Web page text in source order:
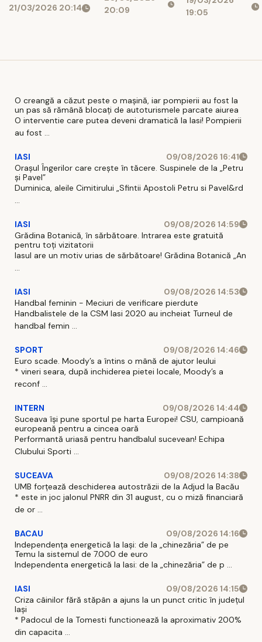
Honorius
21/03/2026 20:14
gol pe
transmis
20:09
intime întinse
pe 7 ore! „E
iubire!”
19:05
O creangă a căzut peste o mașină, iar pompierii au fost la
un pas să rămână blocați de autoturismele parcate aiurea
O interventie care putea deveni dramatică la Iasi! Pompierii
au fost ...
IASI
09/08/2026 16:41
Orașul Îngerilor care crește în tăcere. Suspinele de la „Petru
și Pavel”
Duminica, aleile Cimitirului „Sfintii Apostoli Petru si Pavel&rd
...
IASI
09/08/2026 14:59
Grădina Botanică, în sărbătoare. Intrarea este gratuită
pentru toți vizitatorii
Iasul are un motiv urias de sărbătoare! Grădina Botanică „An
...
IASI
09/08/2026 14:53
Handbal feminin - Meciuri de verificare pierdute
Handbalistele de la CSM Iasi 2020 au incheiat Turneul de
handbal femin ...
SPORT
09/08/2026 14:46
Euro scade. Moody’s a întins o mână de ajutor leului
* vineri seara, după inchiderea pietei locale, Moody’s a
reconf ...
INTERN
09/08/2026 14:44
Suceava își pune sportul pe harta Europei! CSU, campioană
europeană pentru a cincea oară
Performantă uriasă pentru handbalul sucevean! Echipa
Clubului Sporti ...
SUCEAVA
09/08/2026 14:38
UMB forțează deschiderea autostrăzii de la Adjud la Bacău
* este in joc jalonul PNRR din 31 august, cu o miză financiară
de or ...
BACAU
09/08/2026 14:16
Independența energetică la Iași: de la „chinezăria” de pe
Temu la sistemul de 7.000 de euro
Independenta energetică la Iasi: de la „chinezăria” de p ...
IASI
09/08/2026 14:15
Criza câinilor fără stăpân a ajuns la un punct critic în județul
Iași
* Padocul de la Tomesti functionează la aproximativ 200%
din capacita ...